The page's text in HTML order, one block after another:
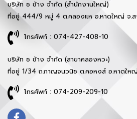
บริษัท ช ช้าง จำกัด (สำนักงานใหญ่)
ที่อยู่ 444/9 หมู่ 4 ต.คลองแห อ.หาดใหญ่ จ.ส
โทรศัพท์ : 074-427-408-10
บริษัท ช ช้าง จำกัด (สาขาคลองหวะ)
ที่อยู่ 1/34 ถ.กาญจนวนิช ต.คอหงส์ อ.หาดให
โทรศัพท์ : 074-209-209-10